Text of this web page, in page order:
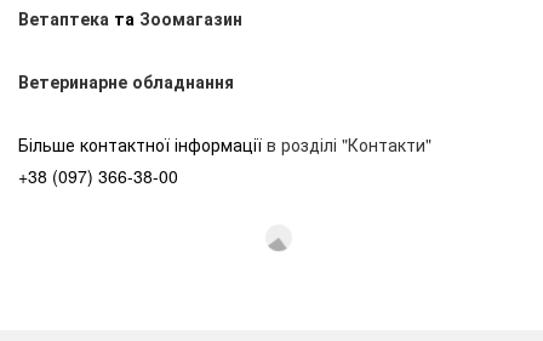
Ветаптека та Зоомагазин
Ветеринарне обладнання
Більше контактної інформації в розділі "Контакти"
+38 (097) 366-38-00